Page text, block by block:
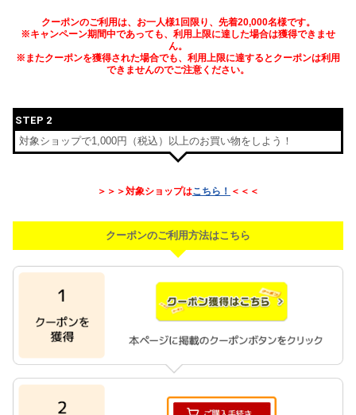
クーポンのご利用は、お一人様1回限り、先着20,000名様です。
※キャンペーン期間中であっても、利用上限に達した場合は獲得できませ
ん。
※またクーポンを獲得された場合でも、利用上限に達するとクーポンは利用
できませんのでご注意ください。
STEP 2
対象ショップで1,000円（税込）以上のお買い物をしよう！
＞＞＞対象ショップはこちら！ ＜＜＜
クーポンのご利用方法はこちら